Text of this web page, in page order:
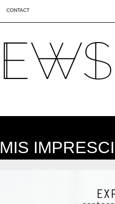
CONTACT
MIS